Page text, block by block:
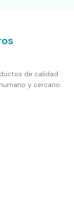
de calidad
y cercano.